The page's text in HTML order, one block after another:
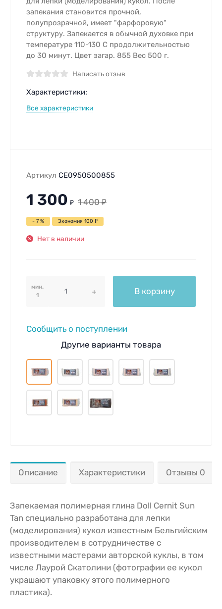
запекания становится прочной,
полупрозрачной, имеет "фарфоровую"
структуру. Запекается в обычной духовке при
температуре 110-130 С продолжительностью
до 30 минут. Цвет загар. 855 Вес 500 г.
Написать отзыв
Характеристики:
Все характеристики
Артикул CE0950500855
1 300 ₽ 1 400 ₽
- 7 % Экономия 100 ₽
Нет в наличии
мин.
1
В корзину
Сообщить о поступлении
Другие варианты товара
Описание Характеристики Отзывы 0
Запекаемая полимерная глина Doll Cernit Sun
Tan специально разработана для лепки
(моделирования) кукол известным Бельгийским
производителем в сотрудничестве с
известными мастерами авторской куклы, в том
числе Лаурой Скатолини (фотографии ее кукол
украшают упаковку этого полимерного
пластика).